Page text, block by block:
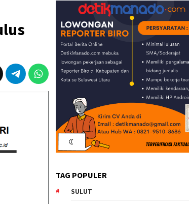
TAG POPULER
SULUT